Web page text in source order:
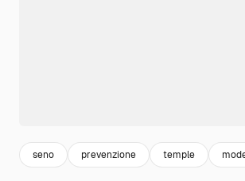
seno prevenzione temple